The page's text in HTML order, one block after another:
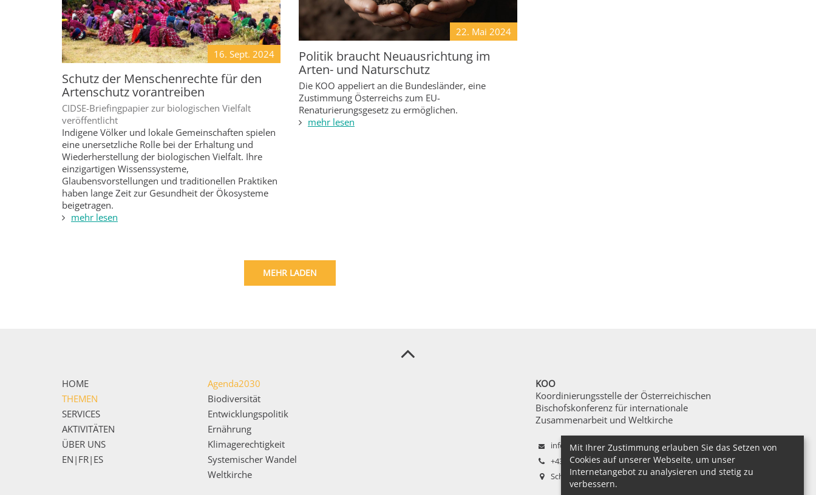
16. Sept. 2024
Schutz der Menschenrechte für den
Artenschutz vorantreiben
CIDSE-Briefingpapier zur biologischen Vielfalt
veröffentlicht
Indigene Völker und lokale Gemeinschaften spielen
eine unersetzliche Rolle bei der Erhaltung und
Wiederherstellung der biologischen Vielfalt. Ihre
einzigartigen Wissenssysteme,
Glaubensvorstellungen und traditionellen Praktiken
haben lange Zeit zur Gesundheit der Ökosysteme
beigetragen.
mehr lesen
22. Mai 2024
Politik braucht Neuausrichtung im
Arten- und Naturschutz
Die KOO appeliert an die Bundesländer, eine
Zustimmung Österreichs zum EU-
Renaturierungsgesetz zu ermöglichen.
mehr lesen
MEHR LADEN
HOME
THEMEN
Agenda2030
Biodiversität
Entwicklungspolitik
Ernährung
Klimagerechtigkeit
Systemischer Wandel
Weltkirche
SERVICES
AKTIVITÄTEN
ÜBER UNS
EN|FR|ES
KOO
Koordinierungsstelle der Österreichischen
Bischofskonferenz für internationale
Zusammenarbeit und Weltkirche
info@koo.at
+43-(0)1-3170321
Schottenring 35/DG ,1010 Wien
Mit Ihrer Zustimmung erlauben Sie das Setzen von
Cookies auf unserer Webseite, um unser
Internetangebot zu analysieren und stetig zu
verbessern.